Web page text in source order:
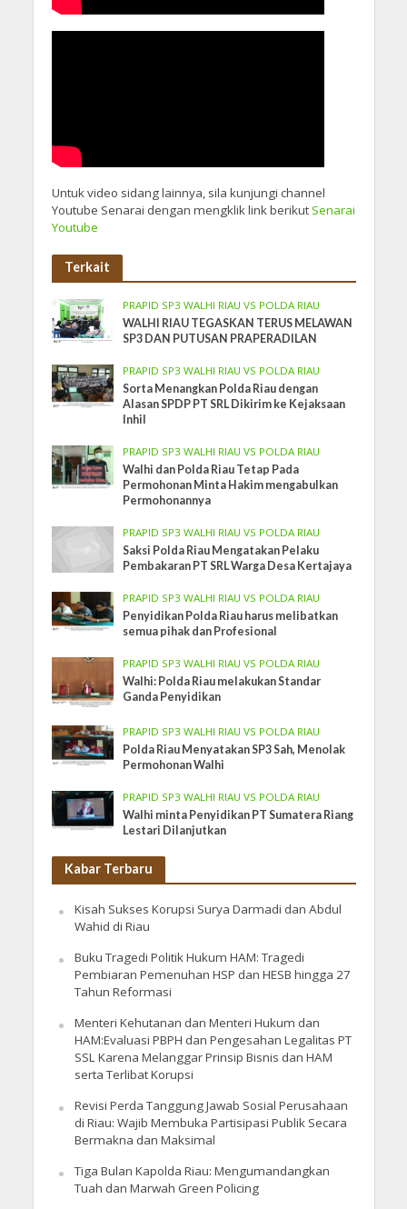
Untuk video sidang lainnya, sila kunjungi channel
Youtube Senarai dengan mengklik link berikutSenarai
Youtube
Terkait
PRAPID SP3 WALHI RIAU VS POLDA RIAU
WALHI RIAU TEGASKAN TERUS MELAWAN
SP3 DAN PUTUSAN PRAPERADILAN
PRAPID SP3 WALHI RIAU VS POLDA RIAU
Sorta Menangkan Polda Riau dengan
Alasan SPDP PT SRL Dikirim ke Kejaksaan
Inhil
PRAPID SP3 WALHI RIAU VS POLDA RIAU
Walhi dan Polda Riau Tetap Pada
Permohonan Minta Hakim mengabulkan
Permohonannya
PRAPID SP3 WALHI RIAU VS POLDA RIAU
Saksi Polda Riau Mengatakan Pelaku
Pembakaran PT SRL Warga Desa Kertajaya
PRAPID SP3 WALHI RIAU VS POLDA RIAU
Penyidikan Polda Riau harus melibatkan
semua pihak dan Profesional
PRAPID SP3 WALHI RIAU VS POLDA RIAU
Walhi: Polda Riau melakukan Standar
Ganda Penyidikan
PRAPID SP3 WALHI RIAU VS POLDA RIAU
Polda Riau Menyatakan SP3 Sah, Menolak
Permohonan Walhi
PRAPID SP3 WALHI RIAU VS POLDA RIAU
Walhi minta Penyidikan PT Sumatera Riang
Lestari Dilanjutkan
Kabar Terbaru
Kisah Sukses Korupsi Surya Darmadi dan Abdul
Wahid di Riau
Buku Tragedi Politik Hukum HAM: Tragedi
Pembiaran Pemenuhan HSP dan HESB hingga 27
Tahun Reformasi
Menteri Kehutanan dan Menteri Hukum dan
HAM:Evaluasi PBPH dan Pengesahan Legalitas PT
SSL Karena Melanggar Prinsip Bisnis dan HAM
serta Terlibat Korupsi
Revisi Perda Tanggung Jawab Sosial Perusahaan
di Riau: Wajib Membuka Partisipasi Publik Secara
Bermakna dan Maksimal
Tiga Bulan Kapolda Riau: Mengumandangkan
Tuah dan Marwah Green Policing